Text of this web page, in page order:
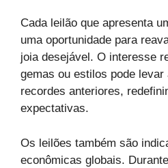
Cada leilão que apresenta
uma oportunidade para
joia desejável. O interesse
gemas ou estilos pode levar
recordes anteriores,
expectativas.
Os leilões também são
econômicas globais.